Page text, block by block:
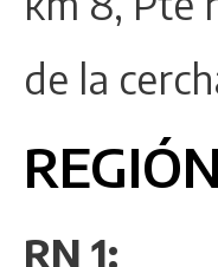
de la
RN 1: